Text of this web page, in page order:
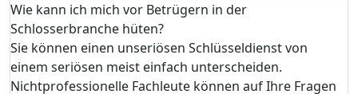
Wie kann ich mich vor Betrügern in der
Schlosserbranche hüten?
Sie können einen unseriösen Schlüsseldienst von
einem seriösen meist einfach unterscheiden.
Nichtprofessionelle Fachleute können auf Ihre Fragen